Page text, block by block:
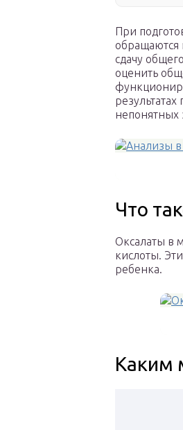
При
обращаются
сдачу
оценить
непонятных
Что
Оксалаты в
кислоты.
ребенка.
Каким